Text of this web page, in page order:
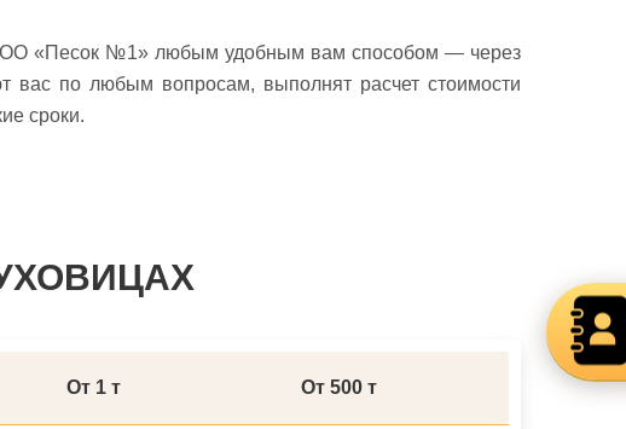
ООО «Песок №1» любым удобным вам способом — через
вас по любым вопросам, выполнят расчет стоимости
сроки.
От 1 т От 500 т